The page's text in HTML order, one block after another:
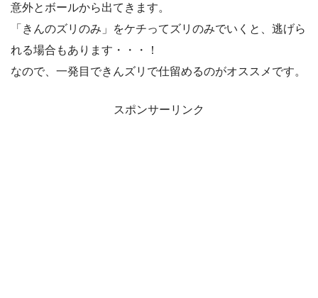
意外とボールから出てきます。
「きんのズリのみ」をケチってズリのみでいくと、逃げら
れる場合もあります・・・！
なので、一発目できんズリで仕留めるのがオススメです。
スポンサーリンク